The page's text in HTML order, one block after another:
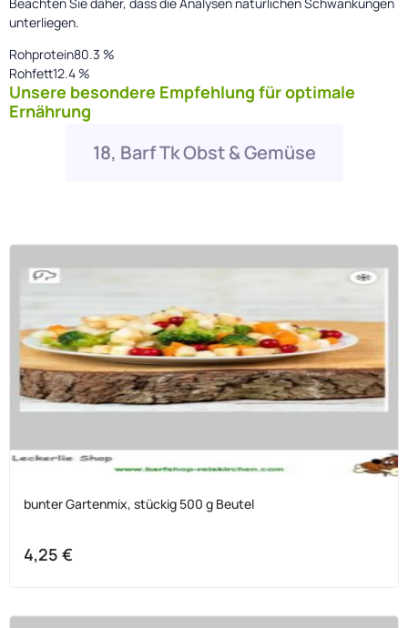
unterliegen.
Rohprotein80.3 %
Rohfett12.4 %
Unsere besondere Empfehlung für optimale
Ernährung
18, Barf Tk Obst & Gemüse
bunter Gartenmix, stückig 500 g Beutel
4,25 €